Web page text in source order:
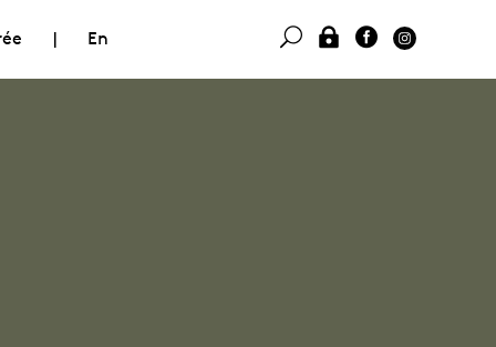
| En